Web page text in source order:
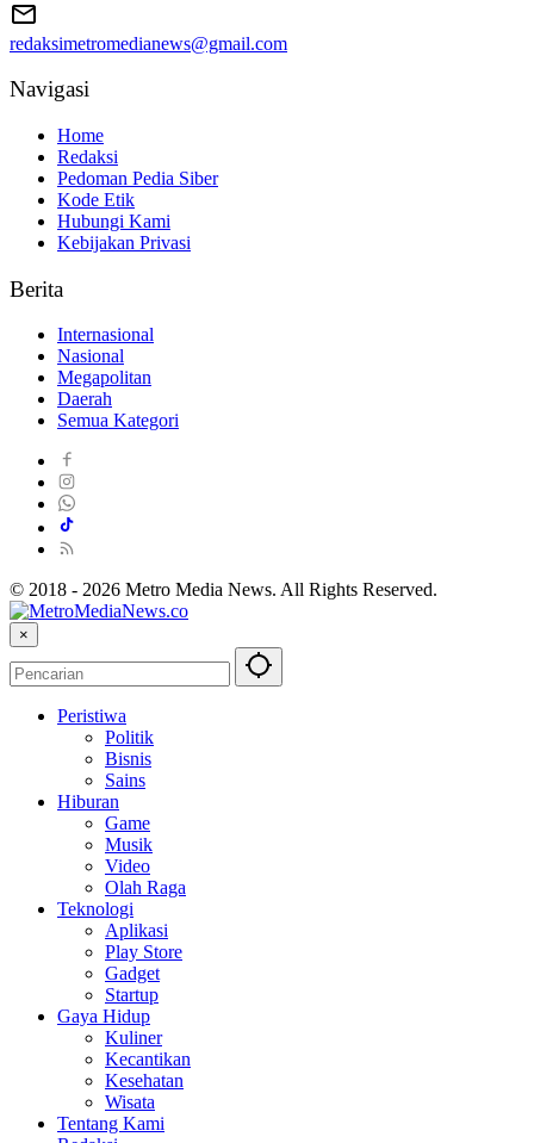
redaksimetromedianews@gmail.com
Navigasi
Home
Redaksi
Pedoman Pedia Siber
Kode Etik
Hubungi Kami
Kebijakan Privasi
Berita
Internasional
Nasional
Megapolitan
Daerah
Semua Kategori
© 2018 - 2026 Metro Media News. All Rights Reserved.
×
Peristiwa
Politik
Bisnis
Sains
Hiburan
Game
Musik
Video
Olah Raga
Teknologi
Aplikasi
Play Store
Gadget
Startup
Gaya Hidup
Kuliner
Kecantikan
Kesehatan
Wisata
Tentang Kami